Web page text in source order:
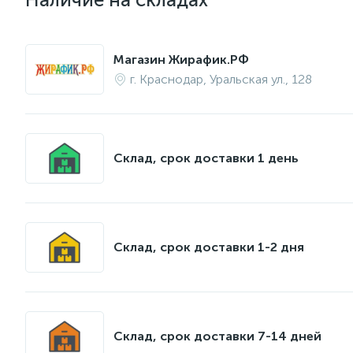
Магазин Жирафик.РФ
г. Краснодар, Уральская ул., 128
Склад, срок доставки 1 день
Склад, срок доставки 1-2 дня
Склад, срок доставки 7-14 дней